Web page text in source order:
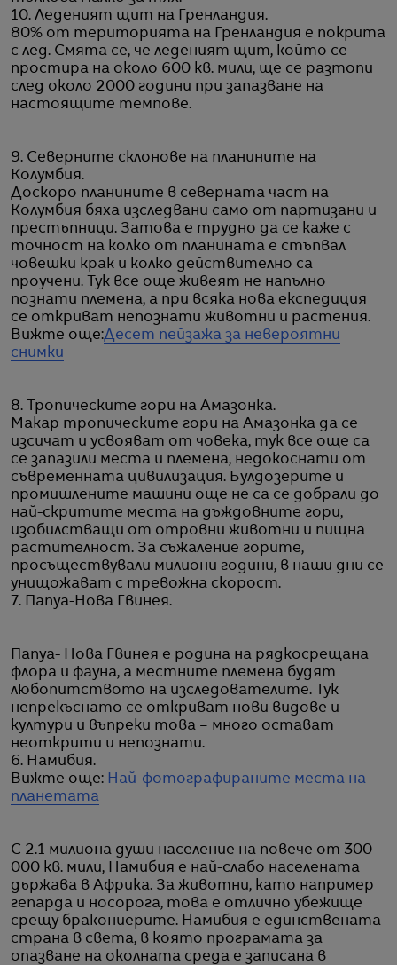
10. Леденият щит на Гренландия.
80% от територията на Гренландия е покрита
с лед. Смята се, че леденият щит, който се
простира на около 600 кв. мили, ще се разтопи
след около 2000 години при запазване на
настоящите темпове.
9. Северните склонове на планините на
Колумбия.
Доскоро планините в северната част на
Колумбия бяха изследвани само от партизани и
престъпници. Затова е трудно да се каже с
точност на колко от планината е стъпвал
човешки крак и колко действително са
проучени. Тук все още живеят не напълно
познати племена, а при всяка нова експедиция
се откриват непознати животни и растения.
Вижте още:Десет пейзажа за невероятни
снимки
8. Тропическите гори на Амазонка.
Макар тропическите гори на Амазонка да се
изсичат и усвояват от човека, тук все още са
се запазили места и племена, недокоснати от
съвременната цивилизация. Булдозерите и
промишлените машини още не са се добрали до
най-скритите места на дъждовните гори,
изобилстващи от отровни животни и пищна
растителност. За съжаление горите,
просъществували милиони години, в наши дни се
унищожават с тревожна скорост.
7. Папуа-Нова Гвинея.
Папуа- Нова Гвинея е родина на рядкосрещана
флора и фауна, а местните племена будят
любопитството на изследователите. Тук
непрекъснато се откриват нови видове и
култури и въпреки това – много остават
неоткрити и непознати.
6. Намибия.
Вижте още: Най-фотографираните места на
планетата
С 2.1 милиона души население на повече от 300
000 кв. мили, Намибия е най-слабо населената
държава в Африка. За животни, като например
гепарда и носорога, това е отлично убежище
срещу бракониерите. Намибия е единствената
страна в света, в която програмата за
опазване на околната среда е записана в